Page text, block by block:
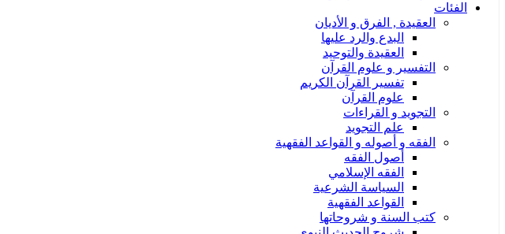
الفئات
العقيدة , الفرق و الأديان
البدع والرد عليها
العقيدة والتوحيد
التفسير و علوم القرآن
تفسير القرآن الكريم
علوم القرآن
التجويد و القراءات
علم التجويد
الفقه و أصوله و القواعد الفقهية
أصول الفقه
الفقه الإسلامي
السياسة الشرعية
القواعد الفقهية
كتب السنة و شروحاتها